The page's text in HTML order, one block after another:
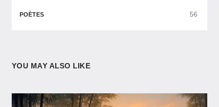
POÈTES 56
YOU MAY ALSO LIKE